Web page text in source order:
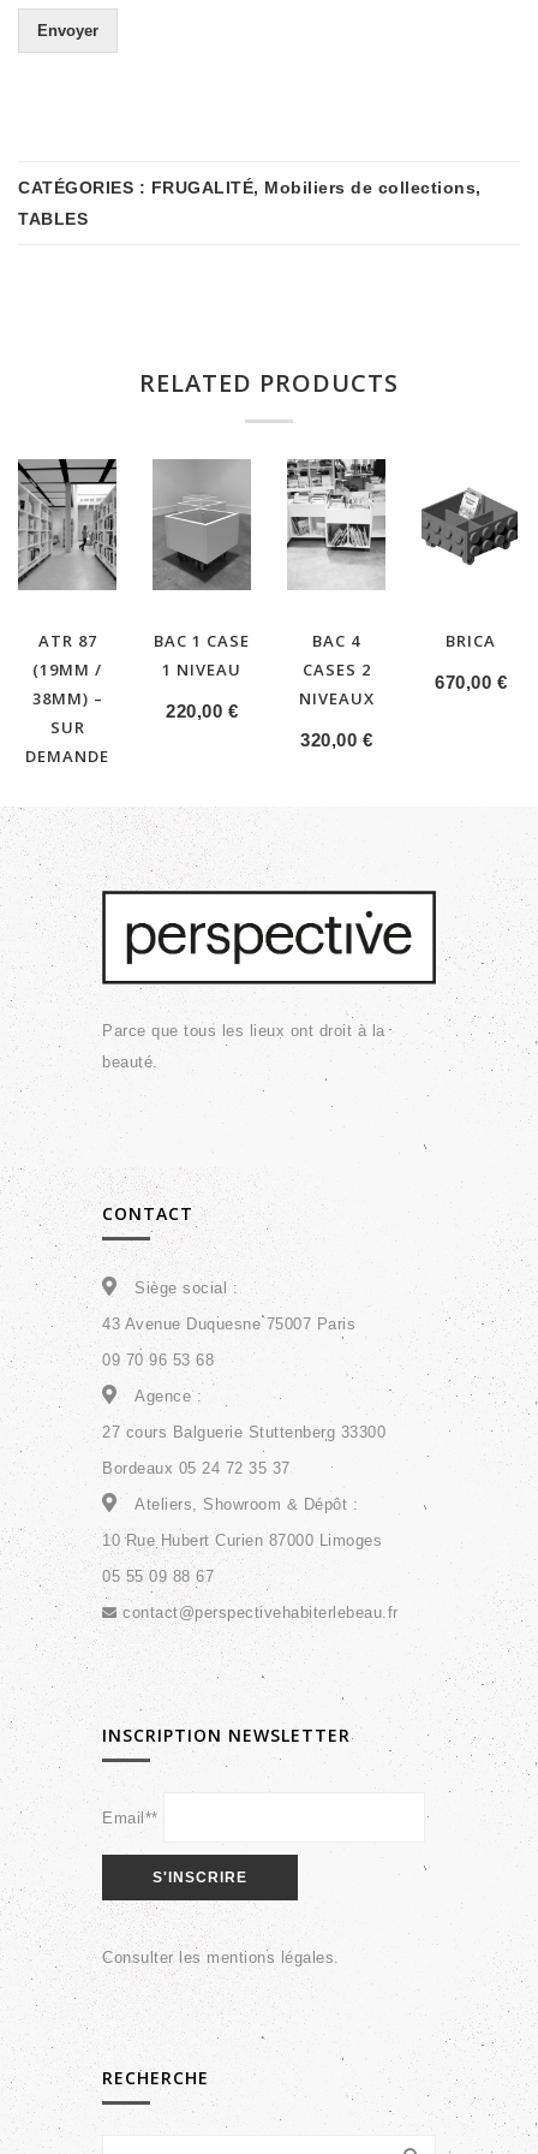
Envoyer
CATÉGORIES : FRUGALITÉ, Mobiliers de collections,
TABLES
RELATED PRODUCTS
ATR 87
(19MM /
38MM) –
SUR
DEMANDE
BAC 1 CASE
1 NIVEAU
220,00 €
BAC 4
CASES 2
NIVEAUX
320,00 €
BRICA
670,00 €
Parce que tous les lieux ont droit à la
beauté.
CONTACT
Siège social :
43 Avenue Duquesne 75007 Paris
09 70 96 53 68
Agence :
27 cours Balguerie Stuttenberg 33300
Bordeaux 05 24 72 35 37
Ateliers, Showroom & Dépôt :
10 Rue Hubert Curien 87000 Limoges
05 55 09 88 67
contact@perspectivehabiterlebeau.fr
INSCRIPTION NEWSLETTER
Email**
Consulter lesmentions légales.
RECHERCHE